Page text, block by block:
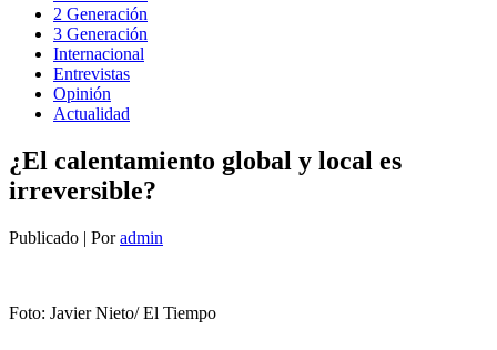
2 Generación
3 Generación
Internacional
Entrevistas
Opinión
Actualidad
¿El calentamiento global y local es
irreversible?
Publicado | Por admin
Foto: Javier Nieto/ El Tiempo